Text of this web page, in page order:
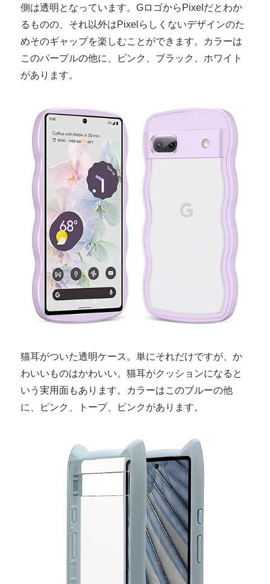
側は透明となっています。GロゴからPixelだとわか
るものの、それ以外はPixelらしくないデザインのた
めそのギャップを楽しむことができます。カラーは
このパープルの他に、ピンク、ブラック、ホワイト
があります。
猫耳がついた透明ケース。単にそれだけですが、か
わいいものはかわいい。猫耳がクッションになると
いう実用面もあります。カラーはこのブルーの他
に、ピンク、トープ、ピンクがあります。